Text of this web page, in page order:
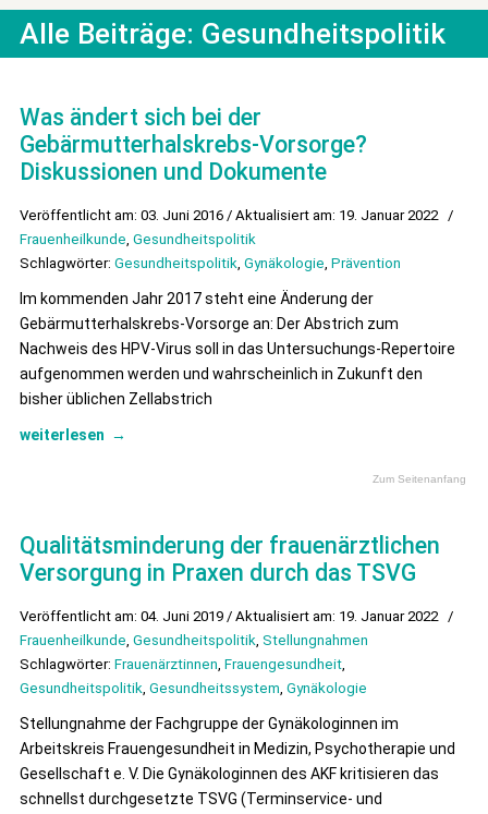
Alle Beiträge: Gesundheitspolitik
Was ändert sich bei der
Gebärmutterhalskrebs-Vorsorge?
Diskussionen und Dokumente
Veröffentlicht am: 03. Juni 2016 / Aktualisiert am: 19. Januar 2022 /
Frauenheilkunde, Gesundheitspolitik
Schlagwörter: Gesundheitspolitik, Gynäkologie, Prävention
Im kommenden Jahr 2017 steht eine Änderung der
Gebärmutterhalskrebs-Vorsorge an: Der Abstrich zum
Nachweis des HPV-Virus soll in das Untersuchungs-Repertoire
aufgenommen werden und wahrscheinlich in Zukunft den
bisher üblichen Zellabstrich
weiterlesen →
Zum Seitenanfang
Qualitätsminderung der frauenärztlichen
Versorgung in Praxen durch das TSVG
Veröffentlicht am: 04. Juni 2019 / Aktualisiert am: 19. Januar 2022 /
Frauenheilkunde, Gesundheitspolitik, Stellungnahmen
Schlagwörter: Frauenärztinnen, Frauengesundheit,
Gesundheitspolitik, Gesundheitssystem, Gynäkologie
Stellungnahme der Fachgruppe der Gynäkologinnen im
Arbeitskreis Frauengesundheit in Medizin, Psychotherapie und
Gesellschaft e. V. Die Gynäkologinnen des AKF kritisieren das
schnellst durchgesetzte TSVG (Terminservice- und